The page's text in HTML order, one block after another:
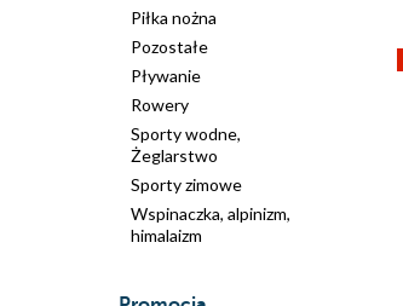
Piłka nożna
Pozostałe
Pływanie
Rowery
Sporty wodne,
Żeglarstwo
Sporty zimowe
Wspinaczka, alpinizm,
himalaizm